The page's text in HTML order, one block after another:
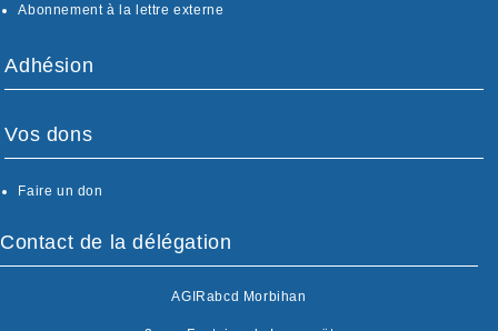
Abonnement à la lettre externe
Adhésion
Vos dons
Faire un don
Contact de la délégation
AGIRabcd Morbihan